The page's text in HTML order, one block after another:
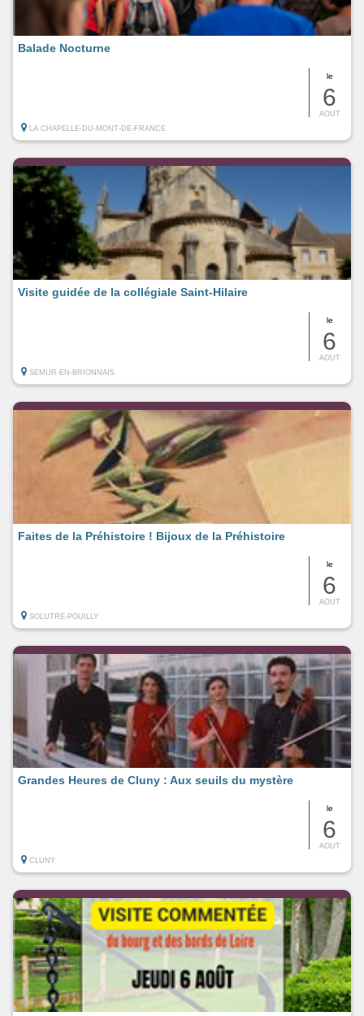
le
6
AOUT
Balade Nocturne
LA CHAPELLE-DU-MONT-DE-FRANCE
le
6
AOUT
Visite guidée de la collégiale Saint-Hilaire
SEMUR-EN-BRIONNAIS
le
6
AOUT
Faites de la Préhistoire ! Bijoux de la Préhistoire
SOLUTRE-POUILLY
le
6
AOUT
Grandes Heures de Cluny : Aux seuils du mystère
CLUNY